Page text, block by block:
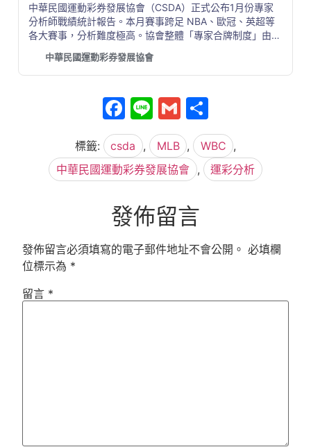
中華民國運動彩券發展協會（CSDA）正式公布1月份專家
分析師戰績統計報告。本月賽事跨足 NBA、歐冠、英超等
各大賽事，分析難度極高。協會整體「專家合牌制度」由團
9個月以來勝率首度低於五成，不過分析師仍會持續精進，
盼能為彩迷在新的一年奠定了穩健的獲利基礎。
中華民國運動彩券發展協會
Facebook
LineGmail
享
標籤: csda , MLB , WBC ,
中華民國運動彩券發展協會 , 運彩分析
發佈留言
發佈留言必須填寫的電子郵件地址不會公開。 必填欄
位標示為 *
留言 *